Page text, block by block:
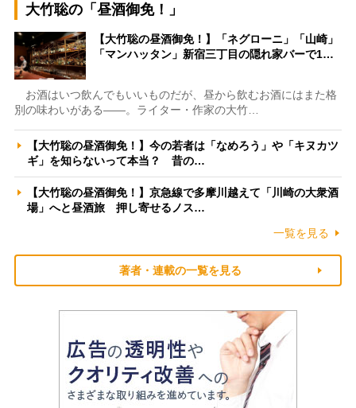
大竹聡の「昼酒御免！」
【大竹聡の昼酒御免！】「ネグローニ」「山崎」
「マンハッタン」新宿三丁目の隠れ家バーで1…
お酒はいつ飲んでもいいものだが、昼から飲むお酒にはまた格
別の味わいがある――。ライター・作家の大竹…
【大竹聡の昼酒御免！】今の若者は「なめろう」や「キヌカツ
ギ」を知らないって本当？ 昔の…
【大竹聡の昼酒御免！】京急線で多摩川越えて「川崎の大衆酒
場」へと昼酒旅 押し寄せるノス…
一覧を見る
著者・連載の一覧を見る